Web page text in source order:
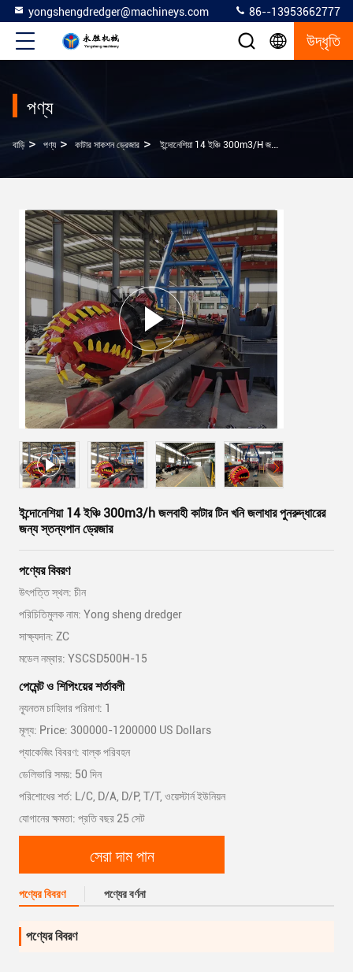
yongshengdredger@machineys.com 86--13953662777
উদ্ধৃতি
পণ্য
বাড়ি > পণ্য > কাটার সাকশন ড্রেজার > ইন্দোনেশিয়া 14 ইঞ্চি 300m3/h জলবাহী কাটার টিন খনি জলাধার পুনরুদ্ধারের জন্য স্তন্যপান ড্রেজার
ইন্দোনেশিয়া 14 ইঞ্চি 300m3/h জলবাহী কাটার টিন খনি জলাধার পুনরুদ্ধারের
জন্য স্তন্যপান ড্রেজার
পণ্যের বিবরণ
উৎপত্তি স্থল: চীন
পরিচিতিমুলক নাম: Yong sheng dredger
সাক্ষ্যদান: ZC
মডেল নম্বার: YSCSD500H-15
পেমেন্ট ও শিপিংয়ের শর্তাবলী
ন্যূনতম চাহিদার পরিমাণ: 1
মূল্য: Price: 300000-1200000 US Dollars
প্যাকেজিং বিবরণ: বাল্ক পরিবহন
ডেলিভারি সময়: 50 দিন
পরিশোধের শর্ত: L/C, D/A, D/P, T/T, ওয়েস্টার্ন ইউনিয়ন
যোগানের ক্ষমতা: প্রতি বছর 25 সেট
সেরা দাম পান
পণ্যের বিবরণ পণ্যের বর্ণনা
পণ্যের বিবরণ